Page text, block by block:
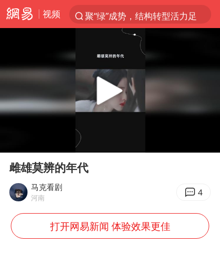
视频
聚“绿”成势，结构转型活力足
台风白海豚影响中国已成定局
金饰克价大幅跳涨
24小时不关空调 电费会更低吗
中央气象台发布台风黄色预警
“梅姨”准确年龄仍未知
Play
雌雄莫辨的年代
马克看剧
河南 4
打开网易新闻 体验效果更佳